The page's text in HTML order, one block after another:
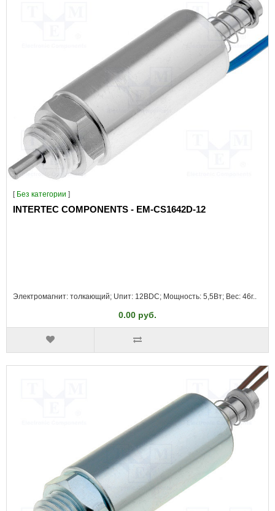
[ Без категории ]
INTERTEC COMPONENTS - EM-CS1642D-12
Электромагнит: толкающий; Uпит: 12ВDC; Мощность: 5,5Вт; Вес: 46г..
0.00 руб.